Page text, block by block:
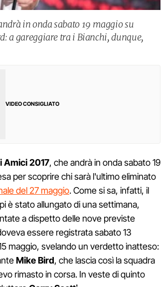
in onda sabato 19 maggio su
a gareggiare tra i Bianchi, dunque,
VIDEO CONSIGLIATO
Amici 2017, che andrà in onda sabato 19
per scoprire chi sarà l'ultimo eliminato
del 27 maggio. Come si sa, infatti, il
è stato allungato di una settimana,
a dispetto delle nove previste
essere registrata sabato 13
maggio, svelando un verdetto inatteso:
Mike Bird, che lascia così la squadra
rimasto in corsa. In veste di quinto